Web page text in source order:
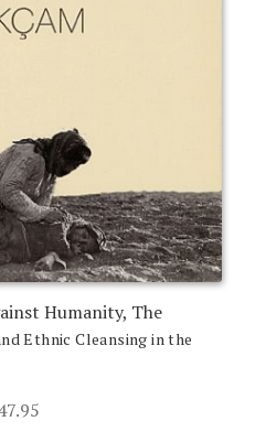
Humanity, The
Ethnic Cleansing in the